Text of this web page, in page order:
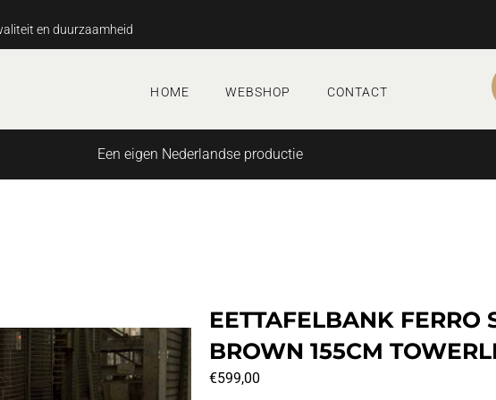
en duurzaamheid
HOME WEBSHOP CONTACT
Een eigen Nederlandse productie
EETTAFELBANK FERRO
BROWN 155CM
€599,00